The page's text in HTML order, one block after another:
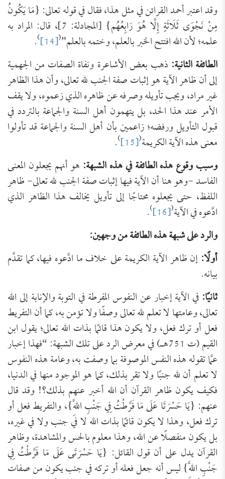
وقد اعتبر أحمد القرائن في مثل هذا، فقال في قوله تعالى: {مَا يَكُونُ
مِنْ نَجْوَى ثَلَاثَةٍ إِلَّا هُوَ رَابِعُهُم} [المجادلة: 7]، قال: المراد به
علمه؛ لأن الله افتتح الخبر بالعلم، وختمه بالعلم”(
[14]
)
.
الطائفة الثانية: ذهب بعض الأشاعرة ونفاة الصفات من الجهمية
إلى أن ظاهر الآية هو إثبات صفة الجنب لله تعالى، وأن هذا الظاهر
غير مراد، ويجب تأويله وصرفه عن ظاهره الذي زعموه، ولا يقف
الأمر عند هذا الحد، بل يتهمون أهل السنة والجماعة بالتردد في
قبول التأويل ورفضه؛ زاعمين بأن أهل السنة والجماعة قد تأولوا
معنى هذه الآية الكريمة(
[15]
)
.
وسبب وقوع هذه الطائفة في هذه الشبهة: هو أنهم يجعلون المعنى
الفاسد -وهو هنا أن الآية فيها إثبات صفة الجنب لله تعالى- ظاهر
اللفظ، حتى يجعلوه محتاجًا إلى تأويل يخالف هذا الظاهر الذي
ادَّعوه في الآية(
[16]
)
.
والرد على شبهة هذه الطائفة من وجهين:
أولًا:إن ظاهر الآية الكريمة على خلاف ما ادَّعوه فيها، كما تقدَّم
بيانه.
ثانيًا:في الآية إخبار عن النفوس المفرطة في التوبة والإنابة إلى الله
تعالى، وعامتها لا تعلم لله تعالى وصفًا ولا تؤمن به، كما أن التفريط
فعل أو ترك فعل، ولا يكون هذا قائمًا بذات الله تعالى؛ يقول ابن
القيم (ت 751هـ) في معرض الرد على تلك الشبهة: “فهذا إخبار
عمَّا تقوله هذه النفس الموصوفة بما وصفت به، وعامة هذه النفوس
لا تعلم أن لله جنبًا ولا تقر بذلك، كما هو الموجود منها في الدنيا،
فكيف يكون ظاهر القرآن أن الله أخبر عنهم بذلك؟! وقد قال
عنهم: {يَا حَسْرَتَا عَلَى مَا فَرَّطْتُ فِي جَنْبِ اللَّهِ}، والتفريط فعل أو
ترك فعل، وهذا لا يكون قائمًا بذات الله لا في جنب ولا في غيره،
بل يكون منفصلًا عن الله، وهذا معلوم بالحس والمشاهدة، وظاهر
القرآن يدل على أن قول القائل: {يَا حَسْرَتَى عَلَى مَا فَرَّطْتُ فِي
جَنْبِ اللَّهِ} ليس أنه جعل فعله أو تركه في جنب يكون من صفات